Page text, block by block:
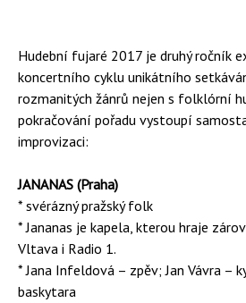
Hudební fujaré 2017 je druhý ročník
koncertního cyklu unikátního
rozmanitých žánrů nejen s folklórní
pokračování pořadu vystoupí
improvizaci:
JANANAS (Praha)
* svérázný pražský folk
* Jananas je kapela, kterou hraje
Vltava i Radio 1.
* Jana Infeldová – zpěv; Jan Vávra –
baskytara